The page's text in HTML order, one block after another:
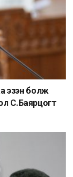
эзэн болж
бол С.Баярцогт